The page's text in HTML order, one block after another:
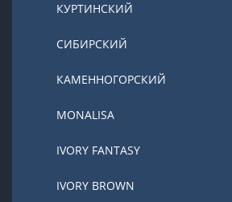
КУРТИНСКИЙ
СИБИРСКИЙ
КАМЕННОГОРСКИЙ
MONALISA
IVORY FANTASY
IVORY BROWN